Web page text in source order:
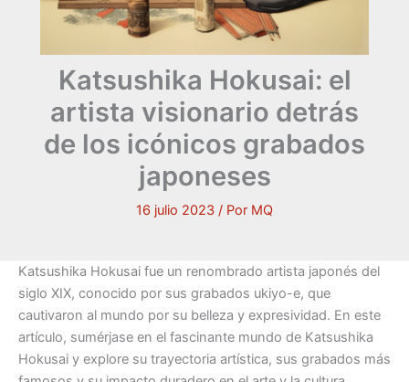
Katsushika Hokusai: el
artista visionario detrás
de los icónicos grabados
japoneses
16 julio 2023 / Por MQ
Katsushika Hokusai fue un renombrado artista japonés del
siglo XIX, conocido por sus grabados ukiyo-e, que
cautivaron al mundo por su belleza y expresividad. En este
artículo, sumérjase en el fascinante mundo de Katsushika
Hokusai y explore su trayectoria artística, sus grabados más